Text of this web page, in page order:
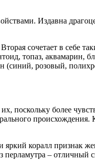
Издавна
сочетает в себе
топаз, аквамарин,
(синий, розовый,
поскольку более
коралл признак
перламутра – отличный